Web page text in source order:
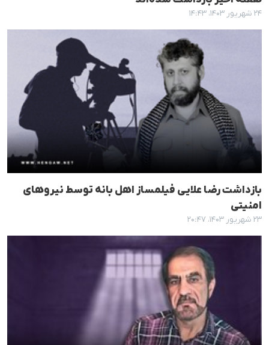
۲۴ شهریور ۱۴۰۳، ۱۴:۴۳
بازداشت رضا علایی فیلمساز اهل بانە توسط نیروهای
امنیتی
۲۳ شهریور ۱۴۰۳، ۲۰:۴۷